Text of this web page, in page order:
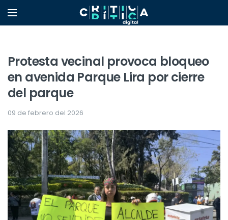
Protesta vecinal provoca bloqueo
en avenida Parque Lira por cierre
del parque
09 de febrero del 2026